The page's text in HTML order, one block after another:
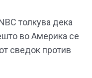
толкува дека
во Америка се
сведок против